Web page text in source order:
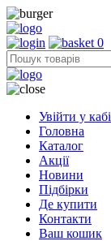
0
Увійти у
Головна
Каталог
Акції
Новини
Підбірки
Де купити
Контакти
Ваш кошик